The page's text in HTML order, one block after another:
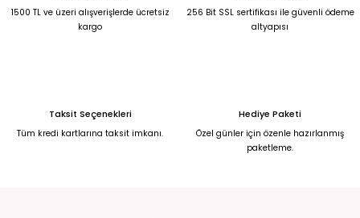
1500 TL ve üzeri alışverişlerde ücretsiz
kargo
256 Bit SSL sertifikası ile güvenli ödeme
altyapısı
Taksit Seçenekleri
Tüm kredi kartlarına taksit imkanı.
Hediye Paketi
Özel günler için özenle hazırlanmış
paketleme.